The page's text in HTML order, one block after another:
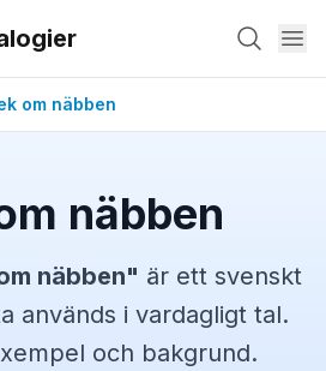
om näbben
näbben
näbben" är ett svenskt
används i vardagligt tal.
och bakgrund.